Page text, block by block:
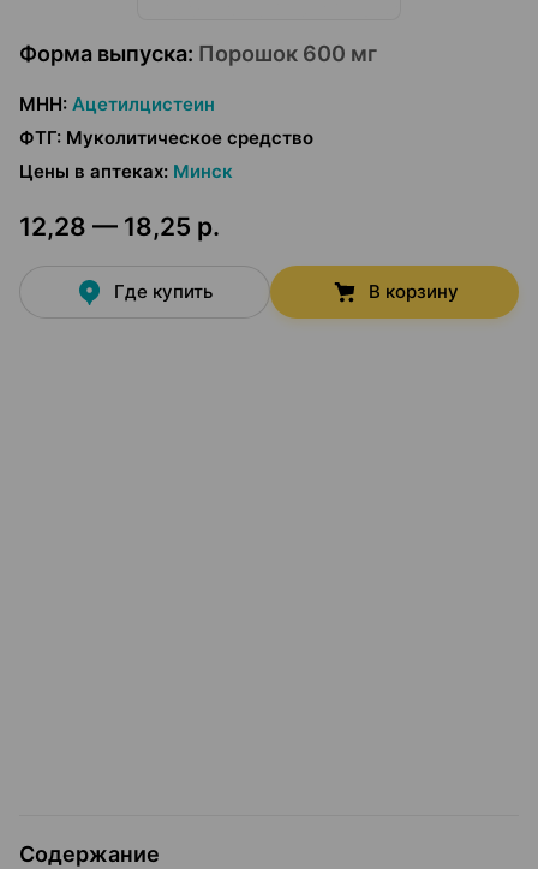
Форма выпуска: Порошок 600 мг
МНН: Ацетилцистеин
ФТГ: Муколитическое средство
Цены в аптеках: Минск
12,28 — 18,25 р.
Где купить В корзину
Содержание